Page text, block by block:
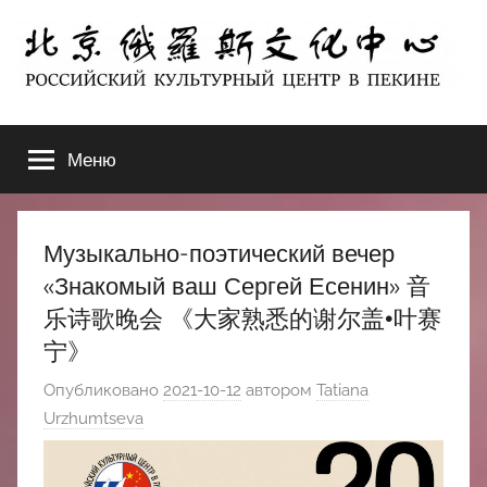
содержимому
北
京
俄
罗
斯
文
化
ЦЕНТР
В
ПЕКИНЕ
Меню
Музыкально-поэтический вечер
«Знакомый ваш Сергей Есенин» 音
乐诗歌晚会 《大家熟悉的谢尔盖•叶赛
宁》
Опубликовано 2021-10-12 автором Tatiana
Urzhumtseva